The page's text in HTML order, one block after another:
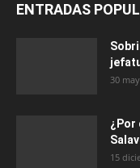
ENTRADAS
30
¿Por
15